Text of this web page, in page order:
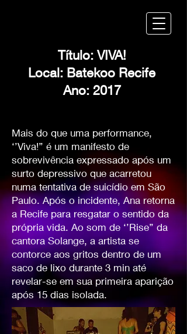
Título: VIVA!
Local: Batekoo Recife
Ano: 2017
Mais do que uma performance,
‘’Viva!’’ é um manifesto de
sobrevivência expressado após um
surto depressivo que acarretou
numa tentativa de suicídio em São
Paulo. Após o incidente, Ana retorna
a Recife para resgatar o sentido da
própria vida. Ao som de ‘’Rise’’ da
cantora Solange, a artista se
contorce aos gritos dentro de um
saco de lixo durante 3 min até
revelar-se em sua primeira aparição
após 15 dias isolada.